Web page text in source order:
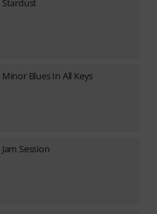
Minor Blues In All Keys
Jam Session